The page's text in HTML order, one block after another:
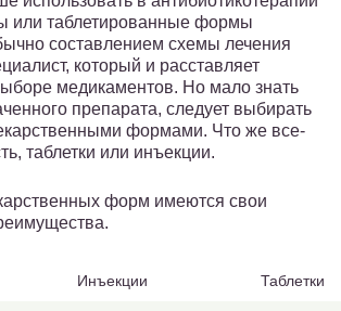
или таблетированные формы
составлением схемы лечения
который и расставляет
медикаментов. Но мало знать
препарата, следует выбирать
формами. Что же все-
таблетки или инъекции.
форм имеются свои
Инъекции Таблетки